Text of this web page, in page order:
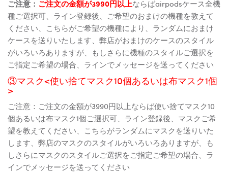
ご注意： ご注文の金額が3990円以上ならばairpodsケース全機
種ご選択可、ライン登録後、ご希望のおまけの機種を教えて
ください、こちらがご希望の機種により、ランダムにおまけ
ケースを送りいたします、弊店がおまけのケースのスタイル
がいろいろありますが、もしさらに機種のスタイルご選択を
ご指定ご希望の場合、ラインでメッセージを送ってください
③マスク<使い捨てマスク10個あるいは布マスク1個
>
ご注意：ご注文の金額が3990円以上ならば使い捨てマスク10
個あるいは布マスク1個ご選択可、ライン登録後、マスクご希
望を教えてください、こちらがランダムにマスクを送りいた
します、弊店のマスクのスタイルがいろいろありますが、も
しさらにマスクのスタイルご選択をご指定ご希望の場合、ラ
インでメッセージを送ってください